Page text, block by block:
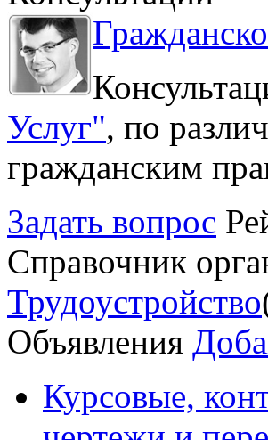
Услуг", по
гражданским
Задать вопрос
Справочник
Трудоустройство
Объявления
Курсовые,